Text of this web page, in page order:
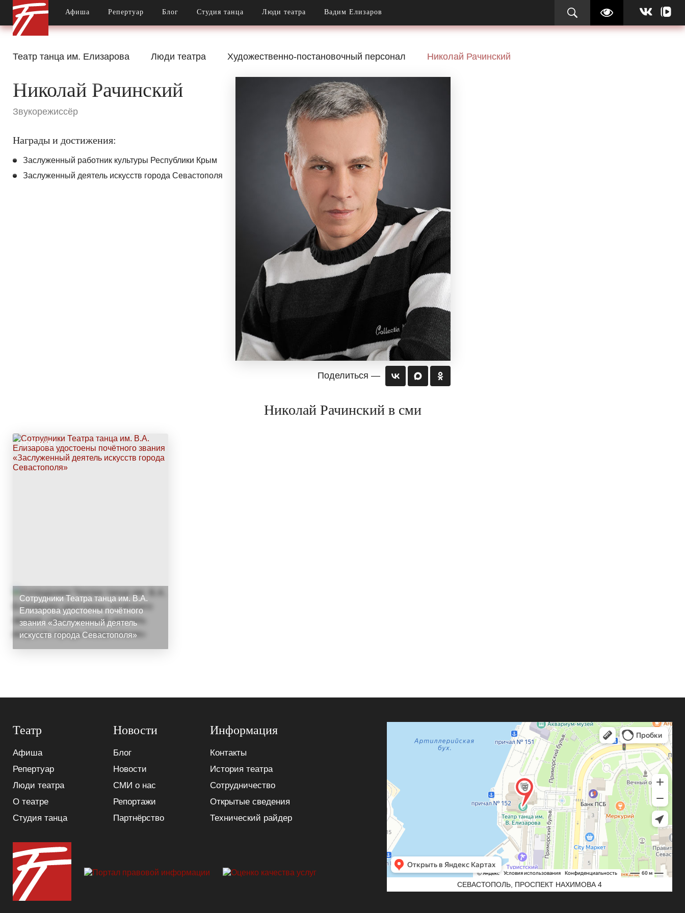
Афиша Репертуар Блог Студия танца Люди театра Вадим Елизаров
Театр танца им. Елизарова Люди театра Художественно-постановочный персонал Николай Рачинский
Николай Рачинский
Звукорежиссёр
Награды и достижения:
Заслуженный работник культуры Республики Крым
Заслуженный деятель искусств города Севастополя
Поделиться —
Николай Рачинский в сми
НОВОСТИ
Сотрудники Театра танца им. В.А.
Елизарова удостоены почётного
звания «Заслуженный деятель
искусств города Севастополя»
Театр
Афиша
Репертуар
Люди театра
О театре
Студия танца
Новости
Блог
Новости
СМИ о нас
Репортажи
Партнёрство
Информация
Контакты
История театра
Сотрудничество
Открытые сведения
Технический райдер
СЕВАСТОПОЛЬ, ПРОСПЕКТ НАХИМОВА 4